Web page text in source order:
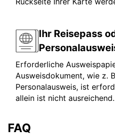
Ihr Reisepass
Erforderliche
Ausweisdokument, wie z.
Personalausweis, ist
allein ist nicht ausreichend.
FAQ